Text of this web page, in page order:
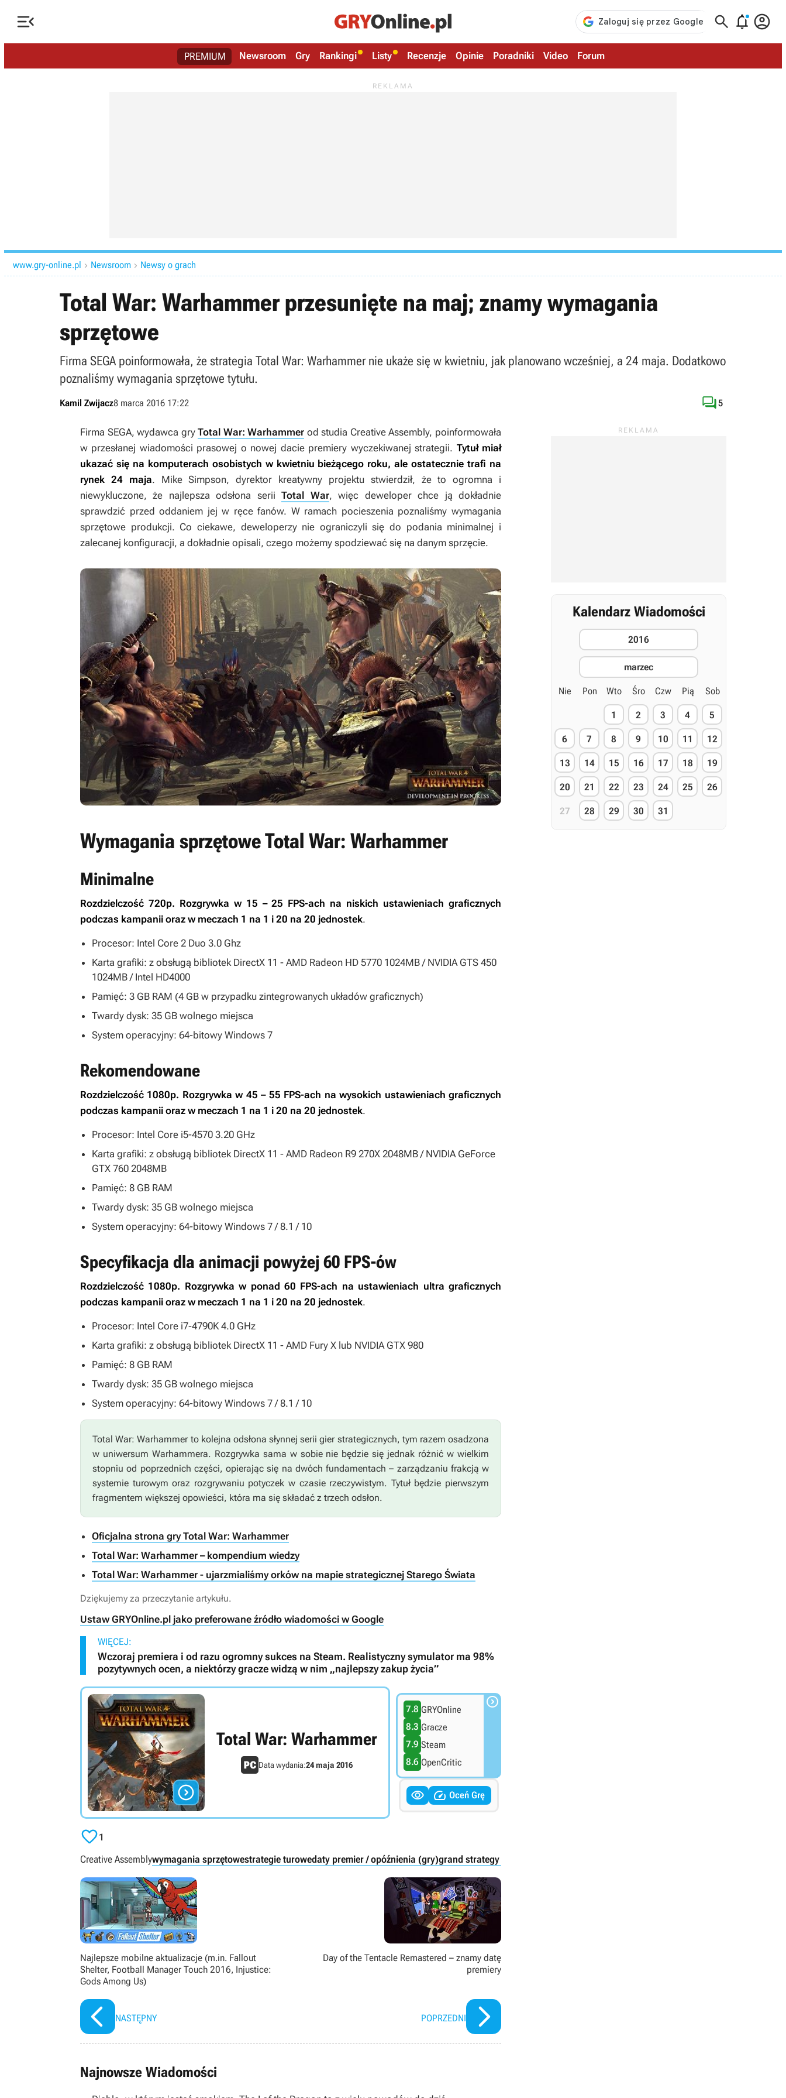
   
PREMIUM Newsroom Gry Rankingi Listy Recenzje Opinie Poradniki Video Forum
www.gry-online.pl  Newsroom  Newsy o grach
Total War: Warhammer przesunięte na maj; znamy wymagania
sprzętowe
Firma SEGA poinformowała, że strategia Total War: Warhammer nie ukaże się w kwietniu, jak planowano wcześniej, a 24 maja. Dodatkowo
poznaliśmy wymagania sprzętowe tytułu.
Kamil Zwijacz8 marca 2016 17:22 5
Firma SEGA, wydawca gryTotal War: Warhammer od studia Creative Assembly, poinformowała
w przesłanej wiadomości prasowej o nowej dacie premiery wyczekiwanej strategii. Tytuł miał
ukazać się na komputerach osobistych w kwietniu bieżącego roku, ale ostatecznie trafi na
rynek 24 maja. Mike Simpson, dyrektor kreatywny projektu stwierdził, że to ogromna i
niewykluczone, że najlepsza odsłona seriiTotal War, więc deweloper chce ją dokładnie
sprawdzić przed oddaniem jej w ręce fanów. W ramach pocieszenia poznaliśmy wymagania
sprzętowe produkcji. Co ciekawe, deweloperzy nie ograniczyli się do podania minimalnej i
zalecanej konfiguracji, a dokładnie opisali, czego możemy spodziewać się na danym sprzęcie.
Wymagania sprzętowe Total War: Warhammer
Minimalne
Rozdzielczość 720p. Rozgrywka w 15 – 25 FPS-ach na niskich ustawieniach graficznych
podczas kampanii oraz w meczach 1 na 1 i 20 na 20 jednostek.
Procesor: Intel Core 2 Duo 3.0 Ghz
Karta grafiki: z obsługą bibliotek DirectX 11 - AMD Radeon HD 5770 1024MB / NVIDIA GTS 450
1024MB / Intel HD4000
Pamięć: 3 GB RAM (4 GB w przypadku zintegrowanych układów graficznych)
Twardy dysk: 35 GB wolnego miejsca
System operacyjny: 64-bitowy Windows 7
Rekomendowane
Rozdzielczość 1080p. Rozgrywka w 45 – 55 FPS-ach na wysokich ustawieniach graficznych
podczas kampanii oraz w meczach 1 na 1 i 20 na 20 jednostek.
Procesor: Intel Core i5-4570 3.20 GHz
Karta grafiki: z obsługą bibliotek DirectX 11 - AMD Radeon R9 270X 2048MB / NVIDIA GeForce
GTX 760 2048MB
Pamięć: 8 GB RAM
Twardy dysk: 35 GB wolnego miejsca
System operacyjny: 64-bitowy Windows 7 / 8.1 / 10
Specyfikacja dla animacji powyżej 60 FPS-ów
Rozdzielczość 1080p. Rozgrywka w ponad 60 FPS-ach na ustawieniach ultra graficznych
podczas kampanii oraz w meczach 1 na 1 i 20 na 20 jednostek.
Procesor: Intel Core i7-4790K 4.0 GHz
Karta grafiki: z obsługą bibliotek DirectX 11 - AMD Fury X lub NVIDIA GTX 980
Pamięć: 8 GB RAM
Twardy dysk: 35 GB wolnego miejsca
System operacyjny: 64-bitowy Windows 7 / 8.1 / 10
Total War: Warhammerto kolejna odsłona słynnej serii gier strategicznych, tym razem osadzona
w uniwersum Warhammera. Rozgrywka sama w sobie nie będzie się jednak różnić w wielkim
stopniu od poprzednich części, opierając się na dwóch fundamentach – zarządzaniu frakcją w
systemie turowym oraz rozgrywaniu potyczek w czasie rzeczywistym. Tytuł będzie pierwszym
fragmentem większej opowieści, która ma się składać z trzech odsłon.
Oficjalna strona gry Total War: Warhammer
Total War: Warhammer – kompendium wiedzy
Total War: Warhammer - ujarzmialiśmy orków na mapie strategicznej Starego Świata
Dziękujemy za przeczytanie artykułu.
Ustaw GRYOnline.pl jako preferowane źródło wiadomości w Google
WIĘCEJ:
Wczoraj premiera i od razu ogromny sukces na Steam. Realistyczny symulator ma 98%
pozytywnych ocen, a niektórzy gracze widzą w nim „najlepszy zakup życia”

Total War: Warhammer
Data wydania:24 maja 2016
7.8 GRYOnline
8.3 Gracze
7.9 Steam
8.6 OpenCritic

  Oceń Grę
1
Creative Assemblywymagania sprzętowestrategie turowedaty premier / opóźnienia (gry)grand strategy games
Najlepsze mobilne aktualizacje (m.in. Fallout
Shelter, Football Manager Touch 2016, Injustice:
Gods Among Us)
NASTĘPNY
Day of the Tentacle Remastered – znamy datę
premiery
POPRZEDNI
Najnowsze Wiadomości
Kalendarz Wiadomości
2016
marzec
Nie Pon Wto Śro Czw Pią Sob
1 2 3 4 5
6 7 8 9 10 11 12
13 14 15 16 17 18 19
20 21 22 23 24 25 26
27 28 29 30 31